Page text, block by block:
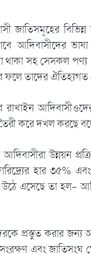
জাতিসমূহের
আদিবাসীদের
থাকা সহ সেসকল পণ্য
ফলে তাদের
রাখাইন
তৈরী করে দখল করছে
উন্নয়ন
হার ৩৫% এবং
এসেছে তা হল-
প্রস্তুত করার জন্য
এবং জাতিসংঘ